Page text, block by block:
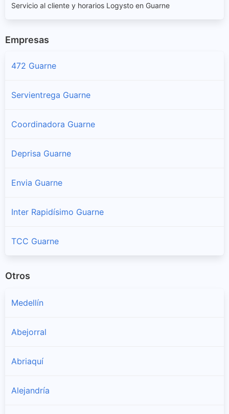
Servicio al cliente y horarios Logysto en Guarne
Empresas
472 Guarne
Servientrega Guarne
Coordinadora Guarne
Deprisa Guarne
Envia Guarne
Inter Rapidísimo Guarne
TCC Guarne
Otros
Medellín
Abejorral
Abriaquí
Alejandría